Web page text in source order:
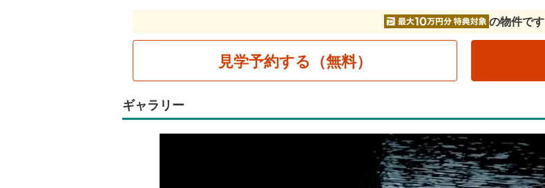
の物件です
見学予約する（無料）
ギャラリー